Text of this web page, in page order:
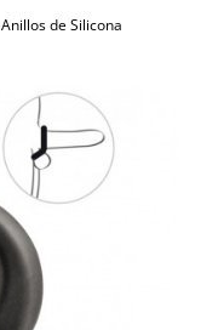
Anillos de Silicona